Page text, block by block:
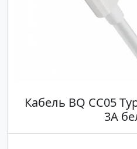
Кабель BQ CC05
3A